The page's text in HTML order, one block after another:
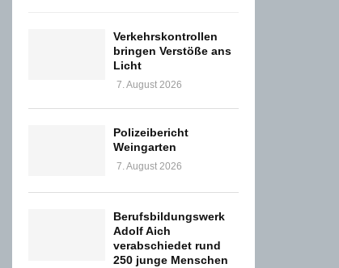
Verkehrskontrollen
bringen Verstöße ans
Licht
7. August 2026
Polizeibericht
Weingarten
7. August 2026
Berufsbildungswerk
Adolf Aich
verabschiedet rund
250 junge Menschen